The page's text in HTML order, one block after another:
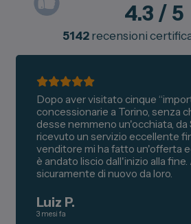
4.3 / 5
5142recensioni
Dopo aver visitato cinque
concessionarie a Torino, senza
desse nemmeno un'occhiata, da
ricevuto un servizio eccellente
venditore mi ha fatto un'offerta
è andato liscio dall'inizio alla
sicuramente di nuovo da loro.
Luiz P.
3 mesi fa